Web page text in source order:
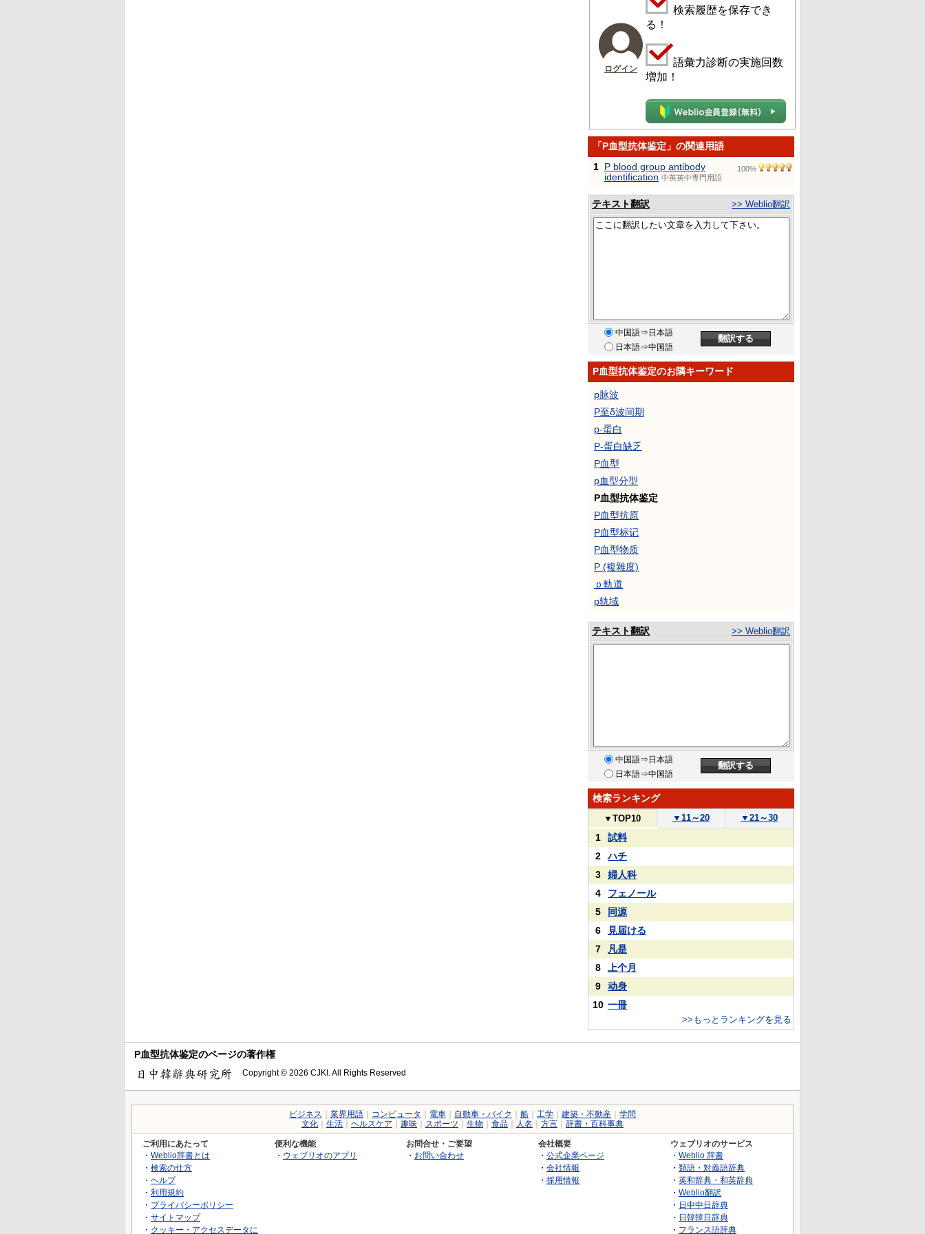
ログイン
検索履歴を保存でき
る！
語彙力診断の実施回数
増加！
「P血型抗体鉴定」の関連用語
1 P blood group antibody
identification 中英英中専門用語
100%
テキスト翻訳 >> Weblio翻訳
中国語⇒日本語
日本語⇒中国語
P血型抗体鉴定のお隣キーワード
p脉波
P至δ波间期
p-蛋白
P-蛋白缺乏
P血型
p血型分型
P血型抗体鉴定
P血型抗原
P血型标记
P血型物质
P (複雜度)
ｐ軌道
p轨域
テキスト翻訳 >> Weblio翻訳
中国語⇒日本語
日本語⇒中国語
検索ランキング
▼ TOP10 ▼ 11～20 ▼ 21～30
1
試料
2
ハチ
3
婦人科
4
フェノール
5
同源
6
見届ける
7
凡是
8
上个月
9
动身
10 一冊
>>もっとランキングを見る
P血型抗体鉴定のページの著作権
Copyright © 2026 CJKI. All Rights Reserved
ビジネス 業界用語 コンピュータ 電車 自動車・バイク 船 工学 建築・不動産
学問
文化
生活 ヘルスケア 趣味 スポーツ 生物 食品 人名 方言 辞書・百科事典
ご利用にあたって
・ Weblio辞書とは
・ 検索の仕方
・ ヘルプ
・ 利用規約
・ プライバシーポリシー
・ サイトマップ
・ クッキー・アクセスデータに
便利な機能
・ ウェブリオのアプリ
お問合せ・ご要望
・ お問い合わせ
会社概要
・ 公式企業ページ
・ 会社情報
・ 採用情報
ウェブリオのサービス
・ Weblio 辞書
・ 類語・対義語辞典
・ 英和辞典・和英辞典
・ Weblio翻訳
・ 日中中日辞典
・ 日韓韓日辞典
・ フランス語辞典